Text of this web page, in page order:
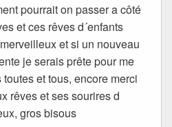
pourrait on passer a côté
et ces rêves d´enfants
et si un nouveau
je serais prête pour me
et tous, encore merci
rêves et ses sourires d
gros bisous